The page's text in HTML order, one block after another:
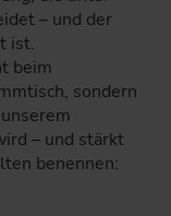
– und der
ist.
beim
sondern
– und stärkt
benennen: